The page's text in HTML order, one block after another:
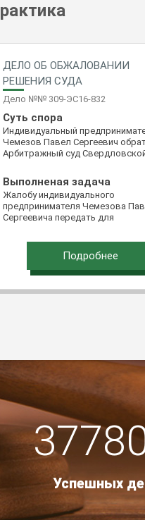
ДЕЛО ОБ ОБЖАЛОВАНИИ
РЕШЕНИЯ СУДА
Дело №№ 309-ЭС16-832
Суть спора
Индивидуальный
Чемезов Павел Сергеевич
Арбитражный суд
ограниченной ответственностью
«Терминал Чкаловский» о
502 463 руб. 12 коп. убытков.
Выполненая задача
Жалобу индивидуального
предпринимателя Чемезова
Сергеевича передать для
Судебной коллегии по
спорам Верховного Суда
Подробнее
Успешных